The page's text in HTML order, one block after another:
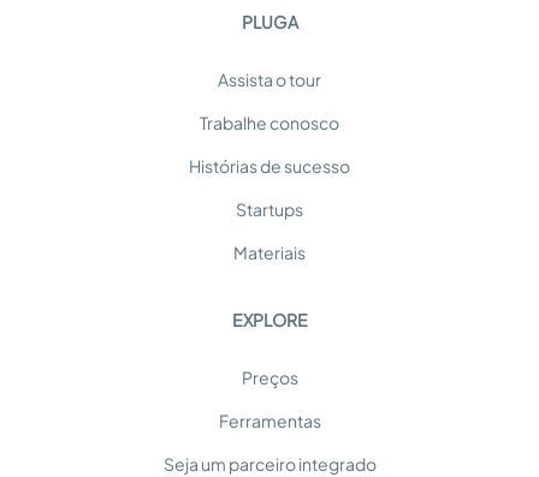
PLUGA
Assista o tour
Trabalhe conosco
Histórias de sucesso
Startups
Materiais
EXPLORE
Preços
Ferramentas
Seja um parceiro integrado